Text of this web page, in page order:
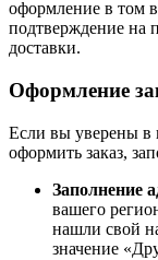
оформление в том
подтверждение на
доставки.
Оформление
Если вы уверены в
оформить заказ,
Заполнение
вашего
нашли свой
значение